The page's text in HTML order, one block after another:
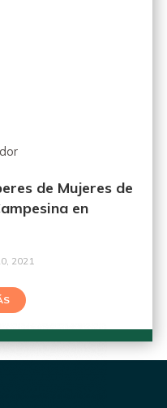
de Mujeres de
en
2021